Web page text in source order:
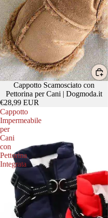
Cappotto Scamosciato con
Pettorina per Cani | Dogmoda.it
€28,99 EUR
Cappotto
Impermeabile
per
Cani
con
Pettorina
Integrata